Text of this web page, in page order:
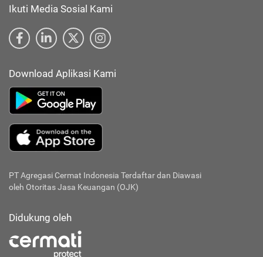
Ikuti Media Sosial Kami
Download Aplikasi Kami
PT Agregasi Cermat Indonesia Terdaftar dan Diawasi
oleh Otoritas Jasa Keuangan (OJK)
Didukung oleh